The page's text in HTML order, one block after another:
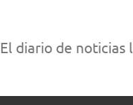
El diario de